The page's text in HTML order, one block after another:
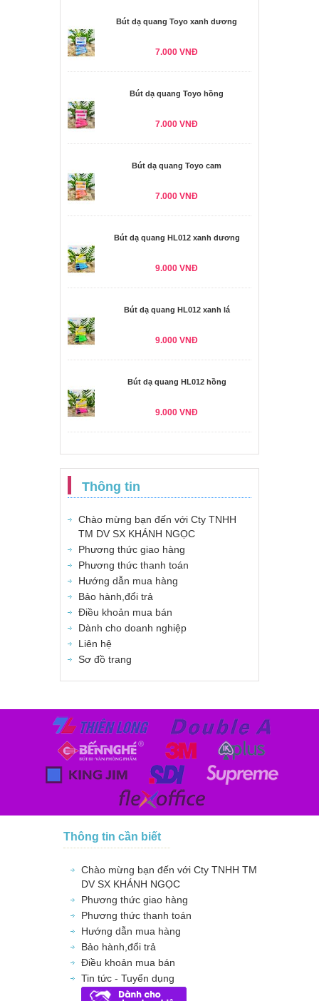
Bút dạ quang Toyo xanh dương
7.000 VNĐ
Bút dạ quang Toyo hồng
7.000 VNĐ
Bút dạ quang Toyo cam
7.000 VNĐ
Bút dạ quang HL012 xanh dương
9.000 VNĐ
Bút dạ quang HL012 xanh lá
9.000 VNĐ
Bút dạ quang HL012 hồng
9.000 VNĐ
Thông tin
Chào mừng bạn đến với Cty TNHH
TM DV SX KHÁNH NGỌC
Phương thức giao hàng
Phương thức thanh toán
Hướng dẫn mua hàng
Bảo hành,đổi trả
Điều khoản mua bán
Dành cho doanh nghiệp
Liên hệ
Sơ đồ trang
Thông tin cần biết
Chào mừng bạn đến với Cty TNHH TM
DV SX KHÁNH NGỌC
Phương thức giao hàng
Phương thức thanh toán
Hướng dẫn mua hàng
Bảo hành,đổi trả
Điều khoản mua bán
Tin tức - Tuyển dụng